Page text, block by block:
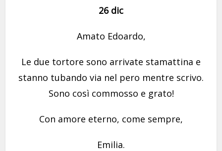
26 dic
Amato Edoardo,
Le due tortore sono arrivate stamattina e
stanno tubando via nel pero mentre scrivo.
Sono così commosso e grato!
Con amore eterno, come sempre,
Emilia.